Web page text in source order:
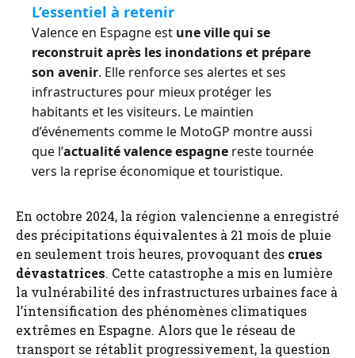
L’essentiel à retenir
Valence en Espagne est une ville qui se
reconstruit après les inondations et prépare
son avenir. Elle renforce ses alertes et ses
infrastructures pour mieux protéger les
habitants et les visiteurs. Le maintien
d’événements comme le MotoGP montre aussi
que l’actualité valence espagne reste tournée
vers la reprise économique et touristique.
En octobre 2024, la région valencienne a enregistré
des précipitations équivalentes à 21 mois de pluie
en seulement trois heures, provoquant des crues
dévastatrices. Cette catastrophe a mis en lumière
la vulnérabilité des infrastructures urbaines face à
l’intensification des phénomènes climatiques
extrêmes en Espagne. Alors que le réseau de
transport se rétablit progressivement, la question